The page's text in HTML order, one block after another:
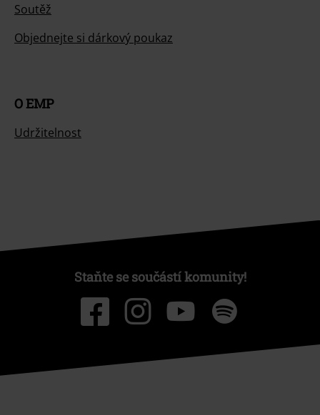
Soutěž
Objednejte si dárkový poukaz
O EMP
Udržitelnost
Staňte se součástí komunity!